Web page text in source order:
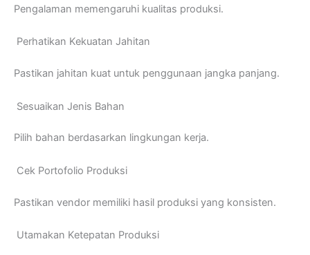
Pengalaman memengaruhi kualitas produksi.
Perhatikan Kekuatan Jahitan
Pastikan jahitan kuat untuk penggunaan jangka panjang.
Sesuaikan Jenis Bahan
Pilih bahan berdasarkan lingkungan kerja.
Cek Portofolio Produksi
Pastikan vendor memiliki hasil produksi yang konsisten.
Utamakan Ketepatan Produksi